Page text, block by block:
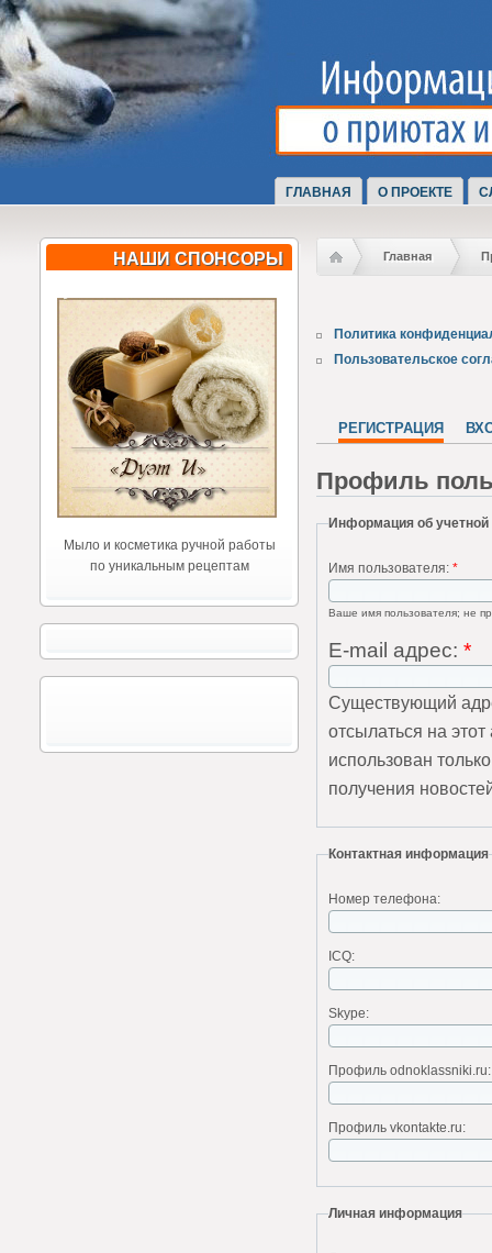
ГЛАВНАЯ О ПРОЕКТЕ
НАШИ СПОНСОРЫ
Мыло и косметика ручной работы
по уникальным рецептам
Главная
Политика
Пользовательское
РЕГИСТРАЦИЯ
Профиль
Информация об учетной
Имя пользователя: *
Ваше имя пользователя; не
E-mail адрес: *
Существующий
отсылаться на
использован
получения
Контактная информация
Номер телефона:
ICQ:
Skype:
Профиль odnoklassniki.ru:
Профиль vkontakte.ru:
Личная информация